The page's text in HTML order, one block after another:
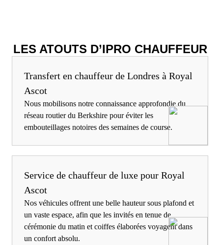
LES ATOUTS D’IPRO CHAUFFEUR
Transfert en chauffeur de Londres à Royal
Ascot
Nous mobilisons notre connaissance approfondie du
réseau routier du Berkshire pour éviter les
embouteillages notoires des semaines de course.
Service de chauffeur de luxe pour Royal
Ascot
Nos véhicules offrent une belle hauteur sous plafond et
un vaste espace, afin que les invités en tenue de
cérémonie du matin et coiffes élaborées voyagent dans
un confort absolu.